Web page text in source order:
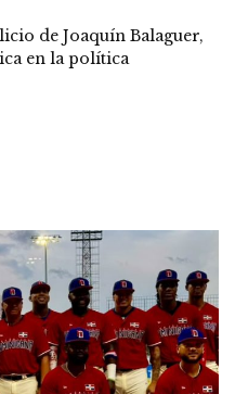
de Joaquín Balaguer,
en la política